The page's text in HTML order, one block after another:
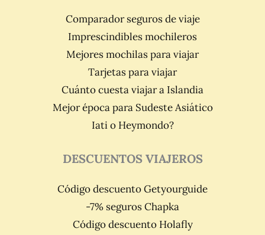
Comparador seguros de viaje
Imprescindibles mochileros
Mejores mochilas para viajar
Tarjetas para viajar
Cuánto cuesta viajar a Islandia
Mejor época para Sudeste Asiático
Iati o Heymondo?
DESCUENTOS VIAJEROS
Código descuento Getyourguide
-7% seguros Chapka
Código descuento Holafly